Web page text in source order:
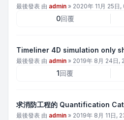
最後發表 由 admin » 2020年 11月 25日,
0回覆
Timeliner 4D simulation only
最後發表 由 admin » 2019年 8月 24日,
1回覆
求消防工程的 Quantification
最後發表 由 admin » 2019年 8月 11日,